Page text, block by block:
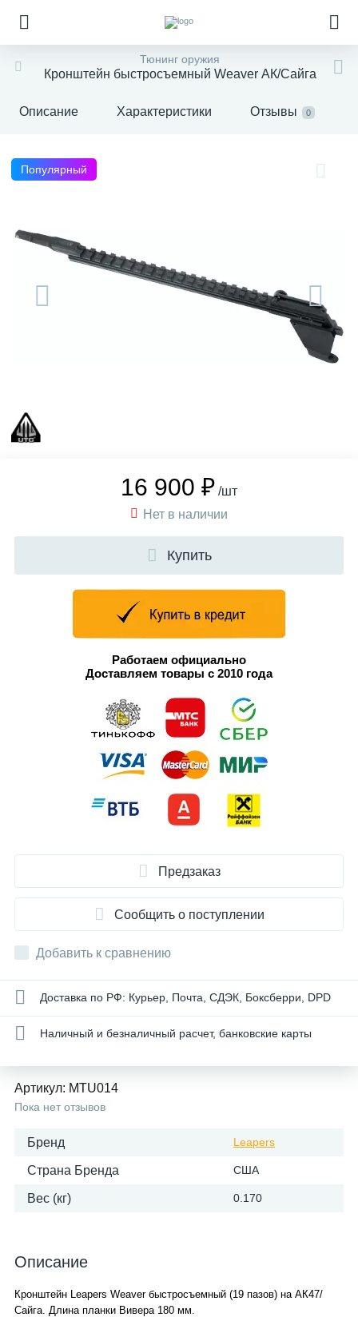
Тюнинг оружия
Кронштейн быстросъемный Weaver АК/Сайга
Описание Характеристики Отзывы 0
Популярный
16 900 ₽ /шт
Нет в наличии
Купить
Работаем официально
Доставляем товары с 2010 года
Предзаказ
Сообщить о поступлении
Добавить к сравнению
Доставка по РФ: Курьер, Почта, СДЭК, Боксберри, DPD
Наличный и безналичный расчет, банковские карты
Артикул: MTU014
Пока нет отзывов
Бренд Leapers
Страна Бренда США
Вес (кг) 0.170
Описание
Кронштейн Leapers Weaver быстросъемный (19 пазов) на АК47/
Сайга. Длина планки Вивера 180 мм.